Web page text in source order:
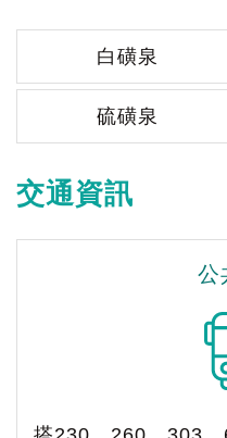
白磺泉
硫磺泉
交通資訊
公